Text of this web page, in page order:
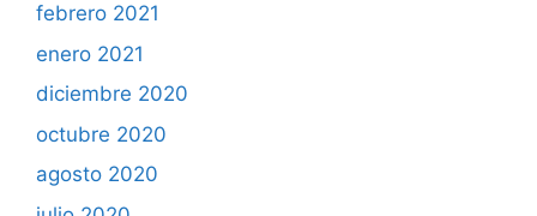
febrero 2021
enero 2021
diciembre 2020
octubre 2020
agosto 2020